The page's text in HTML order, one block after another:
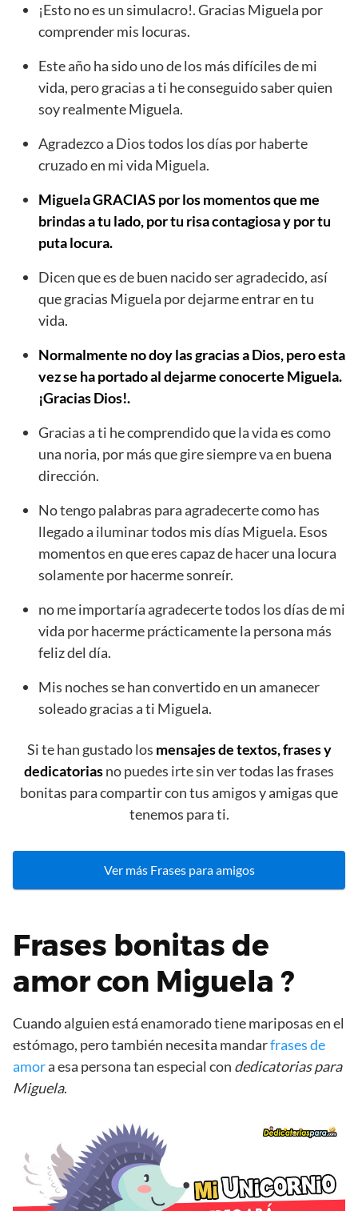
¡Esto no es un simulacro!. Gracias Miguela por
comprender mis locuras.
Este año ha sido uno de los más difíciles de mi
vida, pero gracias a ti he conseguido saber quien
soy realmente Miguela.
Agradezco a Dios todos los días por haberte
cruzado en mi vida Miguela.
Miguela GRACIAS por los momentos que me
brindas a tu lado, por tu risa contagiosa y por tu
puta locura.
Dicen que es de buen nacido ser agradecido, así
que gracias Miguela por dejarme entrar en tu
vida.
Normalmente no doy las gracias a Dios, pero esta
vez se ha portado al dejarme conocerte Miguela.
¡Gracias Dios!.
Gracias a ti he comprendido que la vida es como
una noria, por más que gire siempre va en buena
dirección.
No tengo palabras para agradecerte como has
llegado a iluminar todos mis días Miguela. Esos
momentos en que eres capaz de hacer una locura
solamente por hacerme sonreír.
no me importaría agradecerte todos los días de mi
vida por hacerme prácticamente la persona más
feliz del día.
Mis noches se han convertido en un amanecer
soleado gracias a ti Miguela.
Si te han gustado los mensajes de textos, frases y
dedicatoriasno puedes irte sin ver todas las frases
bonitas para compartir con tus amigos y amigas que
tenemos para ti.
Ver más Frases para amigos
Frases bonitas de
amor con Miguela ?
Cuando alguien está enamorado tiene mariposas en el
estómago, pero también necesita mandarfrases de
amora esa persona tan especial con dedicatorias para
Miguela.